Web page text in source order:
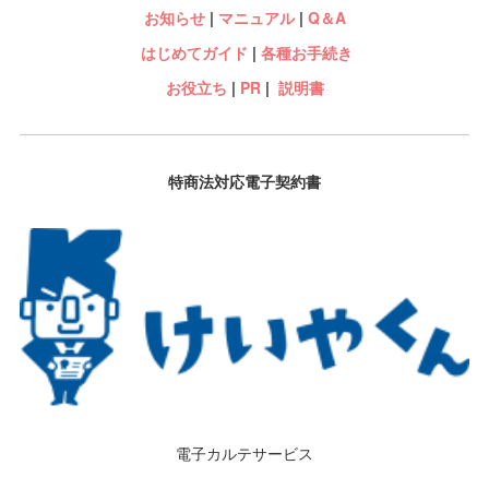
お知らせ| マニュアル| Q＆A
はじめてガイド | 各種お手続き
お役立ち | PR| 説明書
特商法対応電子契約書
電子カルテサービス